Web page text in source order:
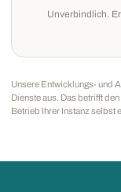
Unverbindlich.
Unsere Entwicklungs- und
Dienste aus. Das betrifft
Betrieb Ihrer Instanz selbst